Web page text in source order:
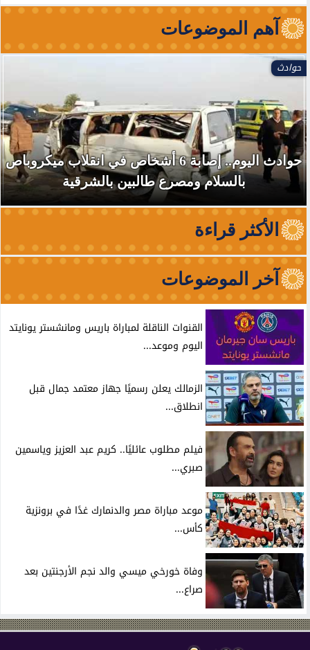
آهم الموضوعات
حوادث
حوادث اليوم.. إصابة 6 أشخاص في انقلاب ميكروباص
بالسلام ومصرع طالبين بالشرقية
الأكثر قراءة
آخر الموضوعات
القنوات الناقلة لمباراة باريس ومانشستر يونايتد
اليوم وموعد...
الزمالك يعلن رسميًا جهاز معتمد جمال قبل
انطلاق...
فيلم مطلوب عائليًا.. كريم عبد العزيز وياسمين
صبري...
موعد مباراة مصر والدنمارك غدًا في برونزية
كأس...
وفاة خورخي ميسي والد نجم الأرجنتين بعد
صراع...